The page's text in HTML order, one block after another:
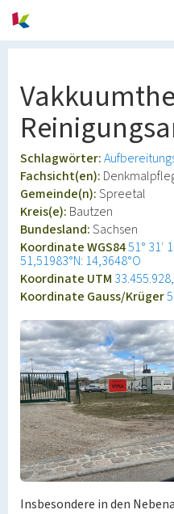
Schlagwörter:
Fachsicht(en):
Gemeinde(n):Spreetal
Kreis(e): Bautzen
Bundesland:Sachsen
Koordinate WGS8451° 31′
51,51983°N: 14,3648°O
Koordinate UTM
Koordinate Gauss/Krüger
Insbesondere in den